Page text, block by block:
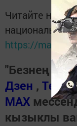
Читайте
https://max.ru/
"Безнең
Дзен ,
МАХ
кызыклы